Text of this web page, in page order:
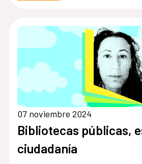
07 noviembre 2024
Bibliotecas públicas,
ciudadanía